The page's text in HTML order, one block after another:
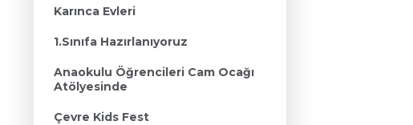
Karınca Evleri
1.Sınıfa Hazırlanıyoruz
Anaokulu Öğrencileri Cam Ocağı
Atölyesinde
Çevre Kids Fest